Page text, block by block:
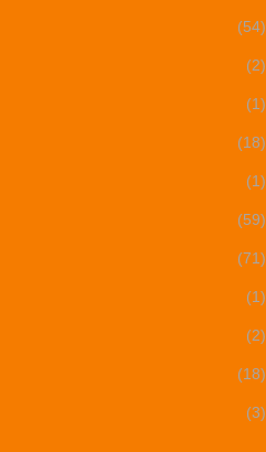
(54)
(2)
(1)
(18)
(1)
(59)
(71)
(1)
(2)
(18)
(3)